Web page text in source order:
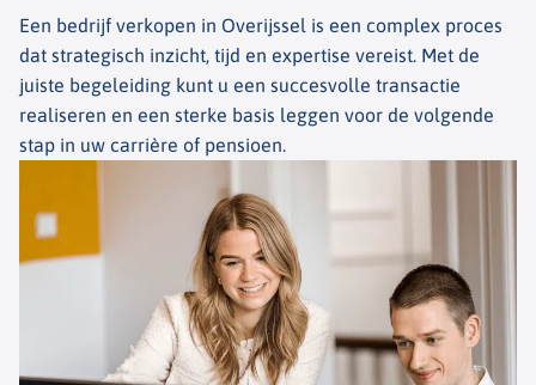
Een bedrijf verkopen in Overijssel is een complex proces
dat strategisch inzicht, tijd en expertise vereist. Met de
juiste begeleiding kunt u een succesvolle transactie
realiseren en een sterke basis leggen voor de volgende
stap in uw carrière of pensioen.